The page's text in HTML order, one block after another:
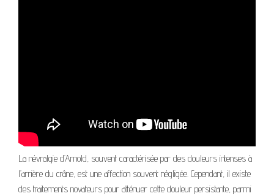
La névralgie d’Arnold, souvent caractérisée par des douleurs intenses à
l’arrière du crâne, est une affection souvent négligée. Cependant, il existe
des traitements novateurs pour atténuer cette douleur persistante, parmi